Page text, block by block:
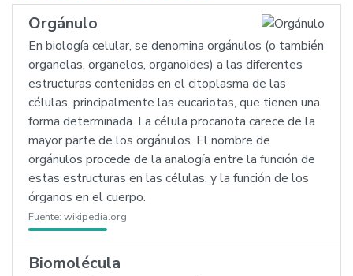
Orgánulo
En biología celular, se denomina orgánulos (o también
organelas, organelos, organoides) a las diferentes
estructuras contenidas en el citoplasma de las
células, principalmente las eucariotas, que tienen una
forma determinada. La célula procariota carece de la
mayor parte de los orgánulos. El nombre de
orgánulos procede de la analogía entre la función de
estas estructuras en las células, y la función de los
órganos en el cuerpo.
Fuente: wikipedia.org
Biomolécula